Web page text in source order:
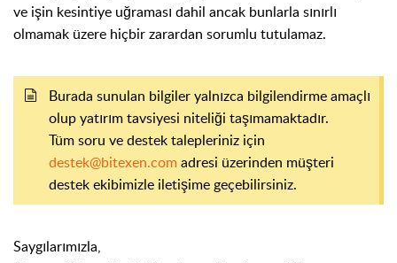
ve işin kesintiye uğraması dahil ancak bunlarla sınırlı
olmamak üzere hiçbir zarardan sorumlu tutulamaz.
Burada sunulan bilgiler yalnızca bilgilendirme amaçlı
olup yatırım tavsiyesi niteliği taşımamaktadır.
Tüm soru ve destek talepleriniz için
destek@bitexen.com adresi üzerinden müşteri
destek ekibimizle iletişime geçebilirsiniz.
Saygılarımızla,